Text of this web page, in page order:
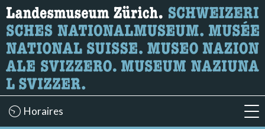
Recherche
Ici, vous pouvez rechercher le contenu de la page.
Horaires